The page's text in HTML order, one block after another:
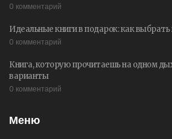
0 комментарий
Идеальные книги в подарок: как
0 комментарий
Книга, которую прочитаешь на одном
варианты
0 комментарий
Меню